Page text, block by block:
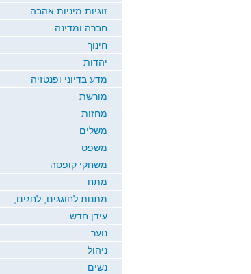
זוגיות מיניות אהבה
חברה ומדינה
חינוך
יהדות
מדע בדיוני ופנטזיה
מורשת
מחזות
משלים
משפט
משחקי קופסה
מתח
מתנות לחוגגים, לחגים,...
עידן חדש
נוער
ניהול
נשים